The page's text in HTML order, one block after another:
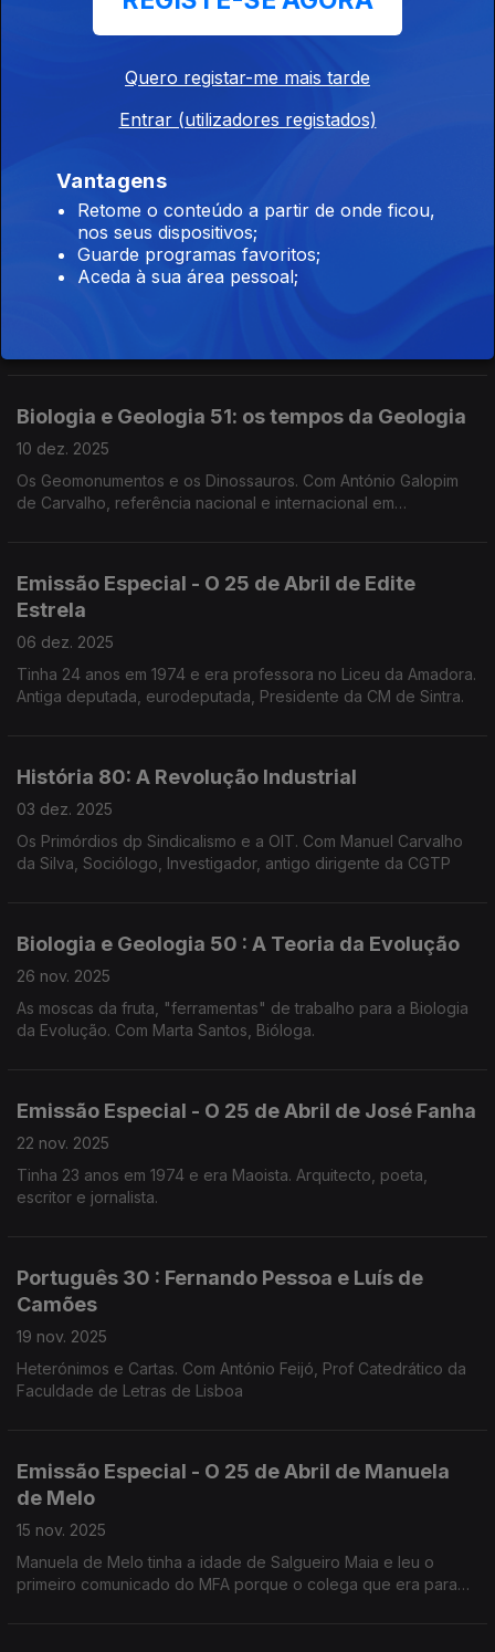
História 81: A Fundação de Portugal e a
Com José Ribeiro e Castro, advogado, político, presidente da
Emissão Especial - O Melhor do 25 de Abril
13 dez. 2025
vez
Biologia e Geologia 51: os tempos da Geologia
10 dez. 2025
Os Geomonumentos e os Dinossauros. Com António Galopim
de Carvalho, referência nacional e internacional em
Emissão Especial - O 25 de Abril de Edite
Estrela
06 dez. 2025
Tinha 24 anos em 1974 e era professora no Liceu da Amadora.
Antiga deputada, eurodeputada, Presidente da CM de Sintra.
História 80: A Revolução Industrial
03 dez. 2025
Os Primórdios dp Sindicalismo e a OIT. Com Manuel Carvalho
da Silva, Sociólogo, Investigador, antigo dirigente da CGTP
Biologia e Geologia 50 : A Teoria da Evolução
26 nov. 2025
As moscas da fruta, "ferramentas" de trabalho para a Biologia
da Evolução. Com Marta Santos, Bióloga.
Emissão Especial - O 25 de Abril de José Fanha
22 nov. 2025
Tinha 23 anos em 1974 e era Maoista. Arquitecto, poeta,
escritor e jornalista.
Português 30 : Fernando Pessoa e Luís de
Camões
19 nov. 2025
Heterónimos e Cartas. Com António Feijó, Prof Catedrático da
Faculdade de Letras de Lisboa
Emissão Especial - O 25 de Abril de Manuela
de Melo
15 nov. 2025
Manuela de Melo tinha a idade de Salgueiro Maia e leu o
primeiro comunicado do MFA porque o colega que era para
Quero registar-me mais tarde
Entrar (utilizadores registados)
Vantagens
Retome o conteúdo a partir de onde ficou,
nos seus dispositivos;
Guarde programas favoritos;
Aceda à sua área pessoal;